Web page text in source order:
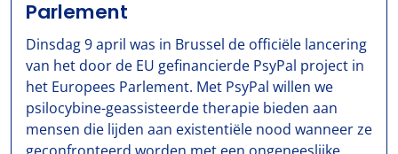
Parlement
Dinsdag 9 april was in Brussel de officiële lancering
van het door de EU gefinancierde PsyPal project in
het Europees Parlement. Met PsyPal willen we
psilocybine-geassisteerde therapie bieden aan
mensen die lijden aan existentiële nood wanneer ze